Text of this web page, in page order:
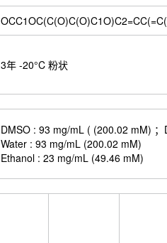
3年 -20°C 粉状
DMSO : 93 mg/mL ( (200.02 mM)
Water : 93 mg/mL (200.02 mM)
Ethanol : 23 mg/mL (49.46 mM)